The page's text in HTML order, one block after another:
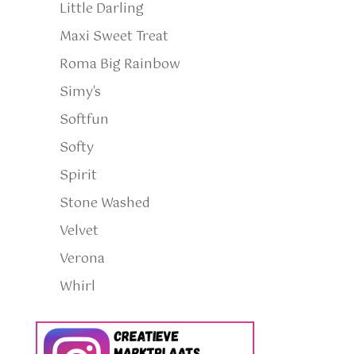
Little Darling
Maxi Sweet Treat
Roma Big Rainbow
Simy's
Softfun
Softy
Spirit
Stone Washed
Velvet
Verona
Whirl